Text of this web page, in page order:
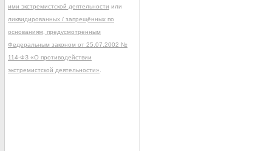
ими экстремистской деятельности или
ликвидированных / запрещённых по
основаниям, предусмотренным
Федеральным законом от 25.07.2002 №
114-ФЗ «О противодействии
экстремистской деятельности»